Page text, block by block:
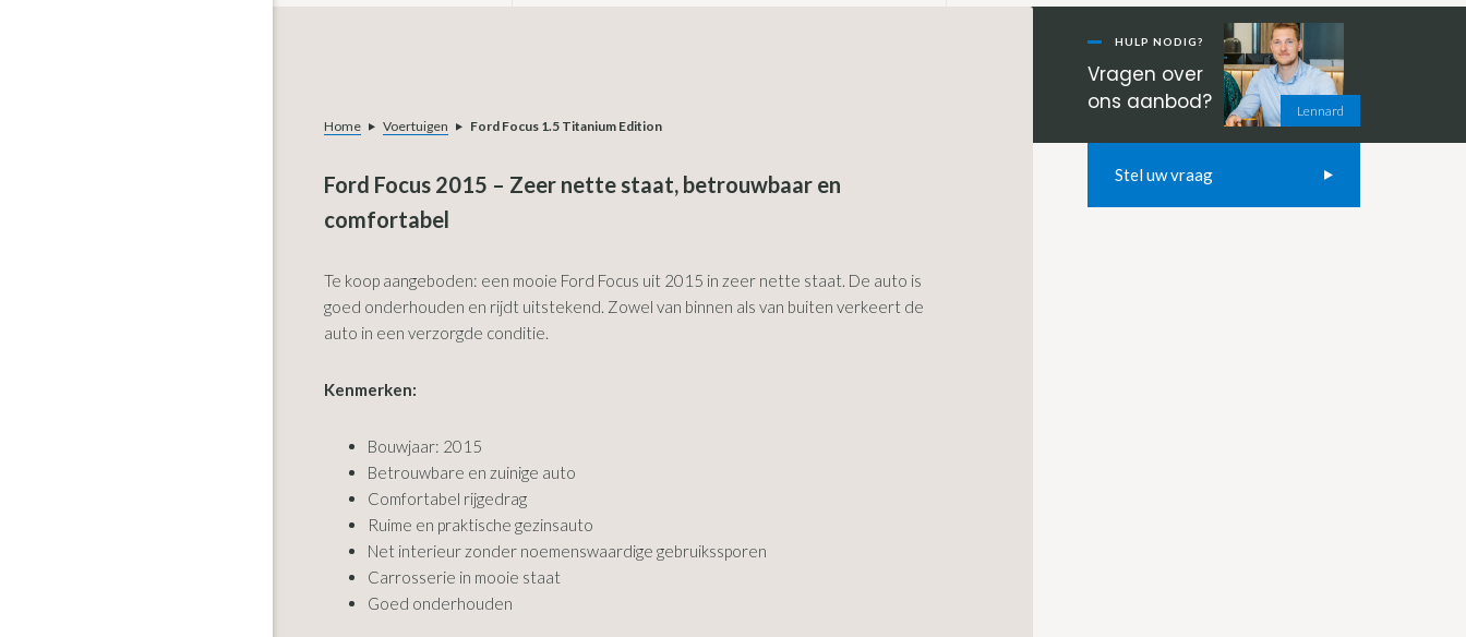
Home Voertuigen Ford Focus 1.5 Titanium Edition
Ford Focus 2015 – Zeer nette staat, betrouwbaar en
comfortabel
Te koop aangeboden: een mooie Ford Focus uit 2015 in zeer nette staat. De auto is
goed onderhouden en rijdt uitstekend. Zowel van binnen als van buiten verkeert de
auto in een verzorgde conditie.
Kenmerken:
Bouwjaar: 2015
Betrouwbare en zuinige auto
Comfortabel rijgedrag
Ruime en praktische gezinsauto
Net interieur zonder noemenswaardige gebruikssporen
Carrosserie in mooie staat
Goed onderhouden
Primaire
Sidebar
Lennard
HULP NODIG?
Vragen over
ons aanbod?
Stel uw vraag